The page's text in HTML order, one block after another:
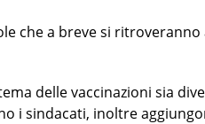
che a breve si
delle vaccinazioni sia
i sindacati, inoltre